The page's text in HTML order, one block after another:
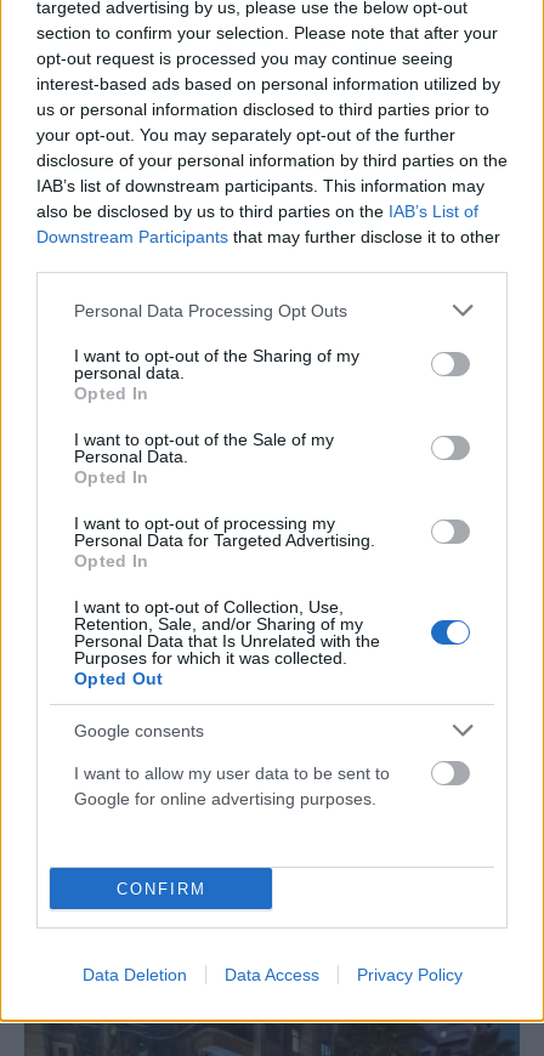
targeted advertising by us, please use the below opt-out
section to confirm your selection. Please note that after your
opt-out request is processed you may continue seeing
interest-based ads based on personal information utilized by
us or personal information disclosed to third parties prior to
your opt-out. You may separately opt-out of the further
disclosure of your personal information by third parties on the
IAB’s list of downstream participants. This information may
also be disclosed by us to third parties on the IAB’s List of
Downstream Participants that may further disclose it to other
Please note that this website/app uses one or more Google
not limited to your visit or usage behaviour. You may click to
grant or deny consent to Google and its third-party tags to
use your data for below specified purposes in below Google
consent section.
Personal Data Processing Opt Outs
I want to opt-out of the Sharing of my
personal data.
Opted In
I want to opt-out of the Sale of my
Personal Data.
Opted In
I want to opt-out of processing my
Personal Data for Targeted Advertising.
Opted In
I want to opt-out of Collection, Use,
Retention, Sale, and/or Sharing of my
Personal Data that Is Unrelated with the
Purposes for which it was collected.
Opted Out
Google consents
I want to allow my user data to be sent to
Google for online advertising purposes.
CONFIRM
Data Deletion Data Access Privacy Policy
ΑΝΑΡΤΗΘΗΚΕ ΑΠΟ ΣΤΈΛΛΑ ΛΊΤΑΙΝΑ 7 ΑΥΓΟΎΣΤΟΥ 2026
χειρουργείο (VIDEO)
ΑΝΑΡΤΗΘΗΚΕ ΑΠΟ ΣΤΈΛΛΑ ΛΊΤΑΙΝΑ
Μακελειό στην Ταϊλάνδη: 14χρονος σκότωσε παππού
και γιαγιά και άνοιξε πυρ στο σχολείο – 7 νεκροί
ΣΤΈΛΛΑ ΛΊΤΑΙΝΑ 7 ΑΥΓΟΎΣΤΟΥ 2026